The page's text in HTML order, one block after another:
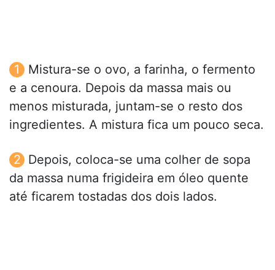
Mistura-se o ovo, a farinha, o fermento
e a cenoura. Depois da massa mais ou
menos misturada, juntam-se o resto dos
ingredientes. A mistura fica um pouco seca.
Depois, coloca-se uma colher de sopa
da massa numa frigideira em óleo quente
até ficarem tostadas dos dois lados.